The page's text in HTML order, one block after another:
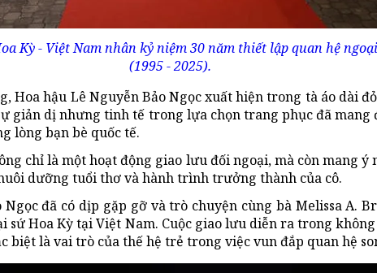
Kỳ - Việt Nam nhân kỷ niệm 30 năm thiết lập quan hệ
(1995 - 2025).
Hoa hậu Lê Nguyễn Bảo Ngọc xuất hiện trong tà áo dài
giản dị nhưng tinh tế trong lựa chọn trang phục đã
lòng bạn bè quốc tế.
chỉ là một hoạt động giao lưu đối ngoại, mà còn mang
dưỡng tuổi thơ và hành trình trưởng thành của cô.
đã có dịp gặp gỡ và trò chuyện cùng bà Melissa A.
sứ Hoa Kỳ tại Việt Nam. Cuộc giao lưu diễn ra trong
biệt là vai trò của thế hệ trẻ trong việc vun đắp quan hệ